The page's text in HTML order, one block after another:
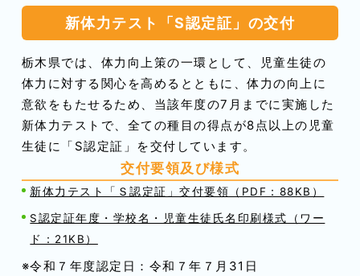
新体力テスト「S認定証」の交付
栃木県では、体力向上策の一環として、児童生徒の
体力に対する関心を高めるとともに、体力の向上に
意欲をもたせるため、当該年度の7月までに実施した
新体力テストで、全ての種目の得点が8点以上の児童
生徒に「S認定証」を交付しています。
交付要領及び様式
新体力テスト「Ｓ認定証」交付要領（PDF：88KB）
S認定証年度・学校名・児童生徒氏名印刷様式（ワー
ド：21KB）
※令和７年度認定日：令和７年７月31日